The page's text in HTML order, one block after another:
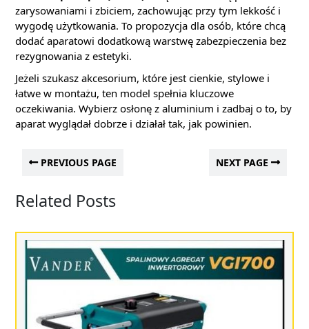
zarysowaniami i zbiciem, zachowując przy tym lekkość i
wygodę użytkowania. To propozycja dla osób, które chcą
dodać aparatowi dodatkową warstwę zabezpieczenia bez
rezygnowania z estetyki.
Jeżeli szukasz akcesorium, które jest cienkie, stylowe i
łatwe w montażu, ten model spełnia kluczowe
oczekiwania. Wybierz osłonę z aluminium i zadbaj o to, by
aparat wyglądał dobrze i działał tak, jak powinien.
PREVIOUS PAGE NEXT PAGE
Related Posts